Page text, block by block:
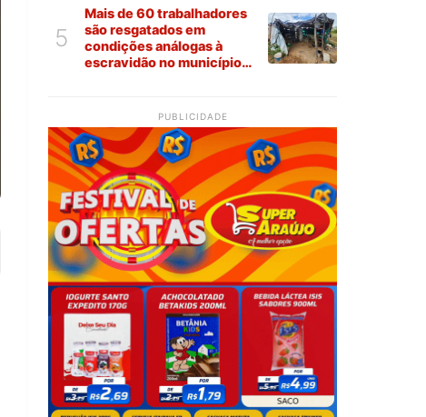
5
Mais de 60 trabalhadores
são resgatados em
condições análogas à
escravidão no município
PUBLICIDADE